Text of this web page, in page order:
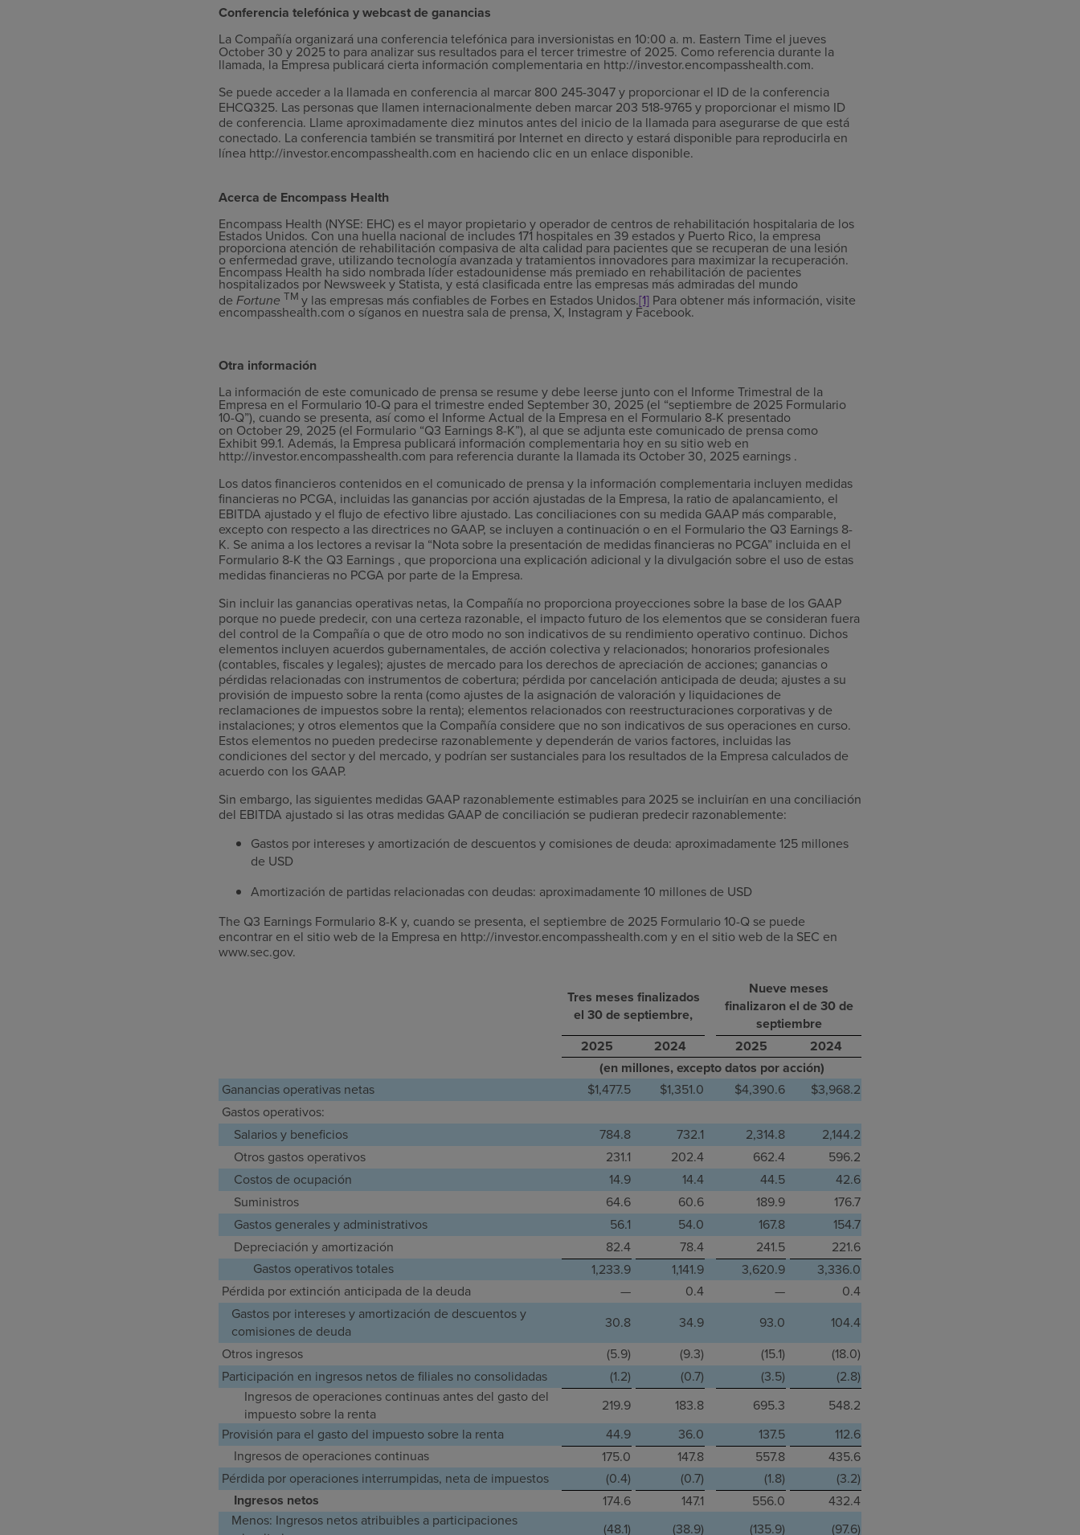
Conferencia telefónica y webcast de ganancias
La Compañía organizará una conferencia telefónica para inversionistas en 10:00 a. m. Eastern Time el jueves
October 30 y 2025 to para analizar sus resultados para el tercer trimestre of 2025. Como referencia durante la
llamada, la Empresa publicará cierta información complementaria en http://investor.encompasshealth.com.
Se puede acceder a la llamada en conferencia al marcar 800 245-3047 y proporcionar el ID de la conferencia
EHCQ325. Las personas que llamen internacionalmente deben marcar 203 518-9765 y proporcionar el mismo ID
de conferencia. Llame aproximadamente diez minutos antes del inicio de la llamada para asegurarse de que está
conectado. La conferencia también se transmitirá por Internet en directo y estará disponible para reproducirla en
línea http://investor.encompasshealth.com en haciendo clic en un enlace disponible.
Acerca de Encompass Health
Encompass Health (NYSE: EHC) es el mayor propietario y operador de centros de rehabilitación hospitalaria de los
Estados Unidos. Con una huella nacional de includes 171 hospitales en 39 estados y Puerto Rico, la empresa
proporciona atención de rehabilitación compasiva de alta calidad para pacientes que se recuperan de una lesión
o enfermedad grave, utilizando tecnología avanzada y tratamientos innovadores para maximizar la recuperación.
Encompass Health ha sido nombrada líder estadounidense más premiado en rehabilitación de pacientes
hospitalizados por Newsweek y Statista, y está clasificada entre las empresas más admiradas del mundo
de Fortune TM y las empresas más confiables de Forbes en Estados Unidos.[1] Para obtener más información, visite
encompasshealth.com o síganos en nuestra sala de prensa, X, Instagram y Facebook.
Otra información
La información de este comunicado de prensa se resume y debe leerse junto con el Informe Trimestral de la
Empresa en el Formulario 10-Q para el trimestre ended September 30, 2025 (el “septiembre de 2025 Formulario
10-Q”), cuando se presenta, así como el Informe Actual de la Empresa en el Formulario 8-K presentado
on October 29, 2025 (el Formulario “Q3 Earnings 8-K”), al que se adjunta este comunicado de prensa como
Exhibit 99.1. Además, la Empresa publicará información complementaria hoy en su sitio web en
http://investor.encompasshealth.com para referencia durante la llamada its October 30, 2025 earnings .
Los datos financieros contenidos en el comunicado de prensa y la información complementaria incluyen medidas
financieras no PCGA, incluidas las ganancias por acción ajustadas de la Empresa, la ratio de apalancamiento, el
EBITDA ajustado y el flujo de efectivo libre ajustado. Las conciliaciones con su medida GAAP más comparable,
excepto con respecto a las directrices no GAAP, se incluyen a continuación o en el Formulario the Q3 Earnings 8-
K. Se anima a los lectores a revisar la “Nota sobre la presentación de medidas financieras no PCGA” incluida en el
Formulario 8-K the Q3 Earnings , que proporciona una explicación adicional y la divulgación sobre el uso de estas
medidas financieras no PCGA por parte de la Empresa.
Sin incluir las ganancias operativas netas, la Compañía no proporciona proyecciones sobre la base de los GAAP
porque no puede predecir, con una certeza razonable, el impacto futuro de los elementos que se consideran fuera
del control de la Compañía o que de otro modo no son indicativos de su rendimiento operativo continuo. Dichos
elementos incluyen acuerdos gubernamentales, de acción colectiva y relacionados; honorarios profesionales
(contables, fiscales y legales); ajustes de mercado para los derechos de apreciación de acciones; ganancias o
pérdidas relacionadas con instrumentos de cobertura; pérdida por cancelación anticipada de deuda; ajustes a su
provisión de impuesto sobre la renta (como ajustes de la asignación de valoración y liquidaciones de
reclamaciones de impuestos sobre la renta); elementos relacionados con reestructuraciones corporativas y de
instalaciones; y otros elementos que la Compañía considere que no son indicativos de sus operaciones en curso.
Estos elementos no pueden predecirse razonablemente y dependerán de varios factores, incluidas las
condiciones del sector y del mercado, y podrían ser sustanciales para los resultados de la Empresa calculados de
acuerdo con los GAAP.
Sin embargo, las siguientes medidas GAAP razonablemente estimables para 2025 se incluirían en una conciliación
del EBITDA ajustado si las otras medidas GAAP de conciliación se pudieran predecir razonablemente:
Gastos por intereses y amortización de descuentos y comisiones de deuda: aproximadamente 125 millones
de USD
Amortización de partidas relacionadas con deudas: aproximadamente 10 millones de USD
The Q3 Earnings Formulario 8-K y, cuando se presenta, el septiembre de 2025 Formulario 10-Q se puede
encontrar en el sitio web de la Empresa en http://investor.encompasshealth.com y en el sitio web de la SEC en
www.sec.gov.
Tres meses finalizados
el 30 de septiembre,
Nueve meses
finalizaron el de 30 de
septiembre
2025
2024 2025
2024
(en millones, excepto datos por acción)
Ganancias operativas netas
$1,477.5 $1,351.0 $4,390.6
$3,968.2
Gastos operativos:
Salarios y beneficios
784.8 732.1 2,314.8
2,144.2
Otros gastos operativos
231.1 202.4 662.4
596.2
Costos de ocupación
14.9 14.4 44.5
42.6
Suministros
64.6 60.6 189.9
176.7
Gastos generales y administrativos
56.1 54.0 167.8
154.7
Depreciación y amortización
82.4 78.4 241.5
221.6
Gastos operativos totales
1,233.9 1,141.9 3,620.9
3,336.0
Pérdida por extinción anticipada de la deuda
— 0.4 —
0.4
Gastos por intereses y amortización de descuentos y
comisiones de deuda
30.8 34.9 93.0
104.4
Otros ingresos
(5.9) (9.3) (15.1)
(18.0)
Participación en ingresos netos de filiales no consolidadas
(1.2) (0.7) (3.5)
(2.8)
Ingresos de operaciones continuas antes del gasto del
impuesto sobre la renta
219.9 183.8 695.3
548.2
Provisión para el gasto del impuesto sobre la renta
44.9 36.0 137.5
112.6
Ingresos de operaciones continuas
175.0 147.8 557.8
435.6
Pérdida por operaciones interrumpidas, neta de impuestos
(0.4) (0.7) (1.8)
(3.2)
Ingresos netos
174.6 147.1 556.0
432.4
Menos: Ingresos netos atribuibles a participaciones
(48.1) (38.9) (135.9) (97.6)